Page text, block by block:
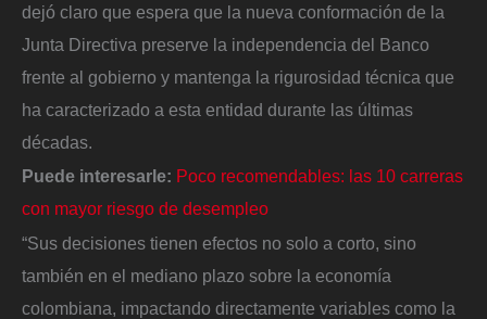
dejó claro que espera que la nueva conformación de la
Junta Directiva preserve la independencia del Banco
frente al gobierno y mantenga la rigurosidad técnica que
ha caracterizado a esta entidad durante las últimas
décadas.
Puede interesarle: Poco recomendables: las 10 carreras
con mayor riesgo de desempleo
“Sus decisiones tienen efectos no solo a corto, sino
también en el mediano plazo sobre la economía
colombiana, impactando directamente variables como la